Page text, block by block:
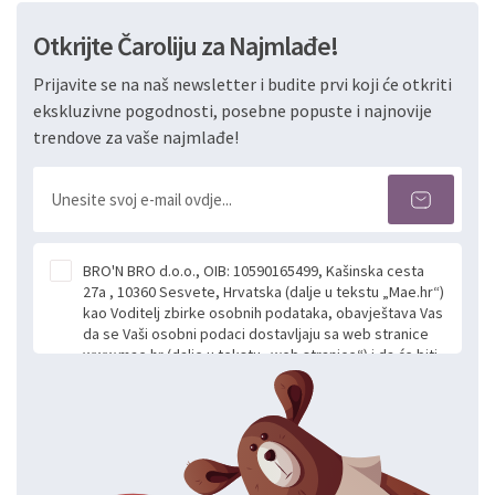
Otkrijte Čaroliju za Najmlađe!
Prijavite se na naš newsletter i budite prvi koji će otkriti
ekskluzivne pogodnosti, posebne popuste i najnovije
trendove za vaše najmlađe!
BRO'N BRO d.o.o., OIB: 10590165499, Kašinska cesta
27a , 10360 Sesvete, Hrvatska (dalje u tekstu „Mae.hr“)
kao Voditelj zbirke osobnih podataka, obavještava Vas
da se Vaši osobni podaci dostavljaju sa web stranice
www.mae.hr (dalje u tekstu „web stranice“) i da će biti
obrađeni. Prihvaćanjem ove Izjave smatra se da
slobodno i izričito dajete privolu za prikupljanje i daljnju
obradu Vaših osobnih podataka koje ustupate Mae.hr
putem ovih web stranica u svrhu odgovora i daljnje
komunikacije na Vaš upit poslan kroz kontakt obrazac.
Radi se o dobrovoljnom davanju podataka te ovu